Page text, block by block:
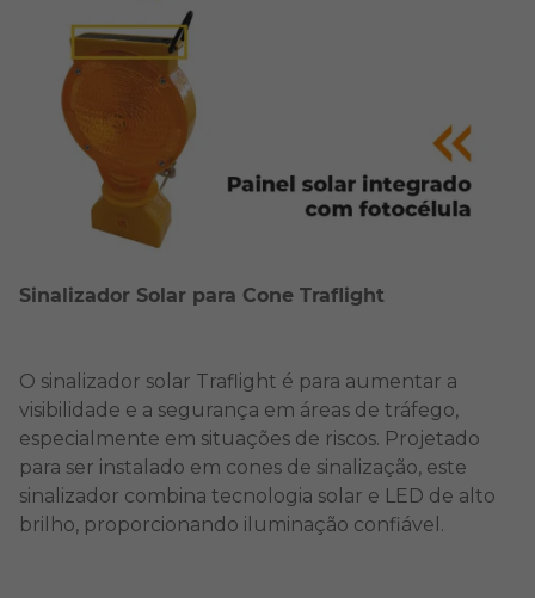
Sinalizador Solar para Cone Traflight
O sinalizador solar Traflight é para aumentar a
visibilidade e a segurança em áreas de tráfego,
especialmente em situações de riscos. Projetado
para ser instalado em cones de sinalização, este
sinalizador combina tecnologia solar e LED de alto
brilho, proporcionando iluminação confiável.